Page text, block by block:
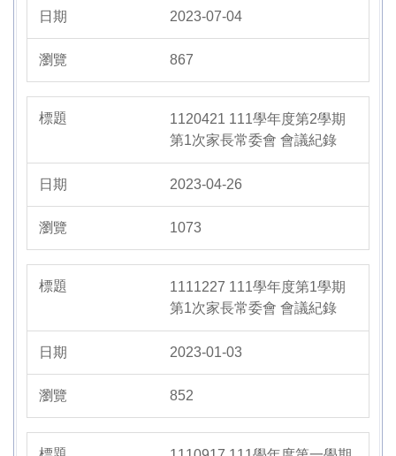
2023-07-04
867
1120421 111學年度第2學期
第1次家長常委會 會議紀錄
2023-04-26
1073
1111227 111學年度第1學期
第1次家長常委會 會議紀錄
2023-01-03
852